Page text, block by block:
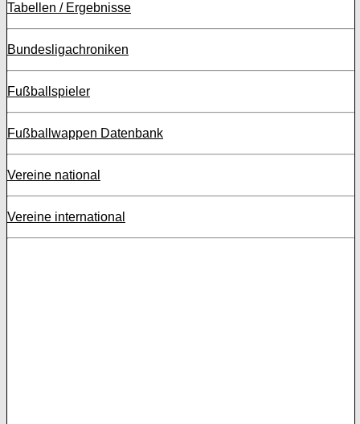
Tabellen / Ergebnisse
Bundesligachroniken
Fußballspieler
Fußballwappen Datenbank
Vereine national
Vereine international